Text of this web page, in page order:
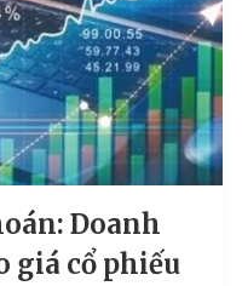
Doanh
giá cổ phiếu